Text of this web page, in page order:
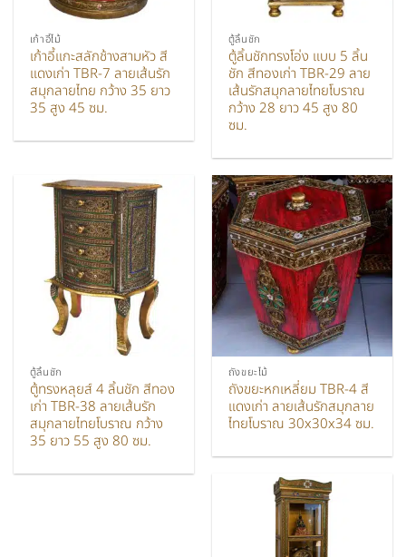
เก้าอี้ไม้
เก้าอี้แกะสลักช้างสามหัว สี
แดงเก่า TBR-7 ลายเส้นรัก
สมุกลายไทย กว้าง 35 ยาว
35 สูง 45 ซม.
ตู้ลิ้นชัก
ตู้ลิ้นชักทรงโอ่ง แบบ 5 ลิ้น
ชัก สีทองเก่า TBR-29 ลาย
เส้นรักสมุกลายไทยโบราณ
กว้าง 28 ยาว 45 สูง 80
ซม.
ตู้ลิ้นชัก
ตู้ทรงหลุยส์ 4 ลิ้นชัก สีทอง
เก่า TBR-38 ลายเส้นรัก
สมุกลายไทยโบราณ กว้าง
35 ยาว 55 สูง 80 ซม.
ถังขยะไม้
ถังขยะหกเหลี่ยม TBR-4 สี
แดงเก่า ลายเส้นรักสมุกลาย
ไทยโบราณ 30x30x34 ซม.